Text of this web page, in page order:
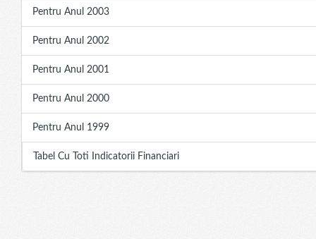
Pentru Anul 2003
Pentru Anul 2002
Pentru Anul 2001
Pentru Anul 2000
Pentru Anul 1999
Tabel Cu Toti Indicatorii Financiari